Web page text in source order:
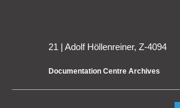
21 | Adolf Höllenreiner, Z-4094
Documentation Centre Archives